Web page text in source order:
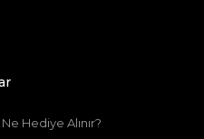
Hediye Alınır?